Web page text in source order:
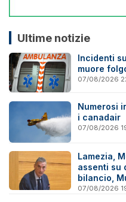
Ultime notizie
Incidenti
muore
07/08/2026
Numerosi
i canadair
07/08/2026
Lamezia,
assenti su
bilancio,
07/08/2026